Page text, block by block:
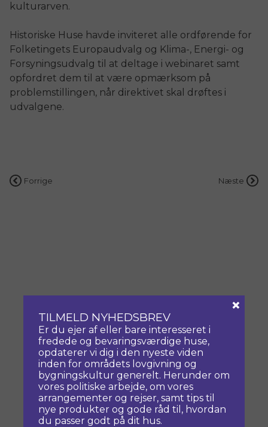
kulturarven.
Historiske Huse havde inviteret alle ordførende for
Folketingets Europaudvalg og Klima-, Energi- og
Forsyningsudvalg til at deltage i webinaret samt
opfordret dem til at være opmærksom på
problemstillingen, når direktivet skal drøftes i
udvalgene.
Indlægsnavigation
Forrige Næste
TILMELD NYHEDSBREV
Er du ejer af eller bare interesseret i
fredede og bevaringsværdige huse,
opdaterer vi dig i den nyeste viden
inden for områdets lovgivning og
bygningskultur generelt. Herunder om
vores politiske arbejde, om vores
arrangementer og rejser, samt tips til
nye produkter og gode råd til, hvordan
du passer godt på dit hus.
×